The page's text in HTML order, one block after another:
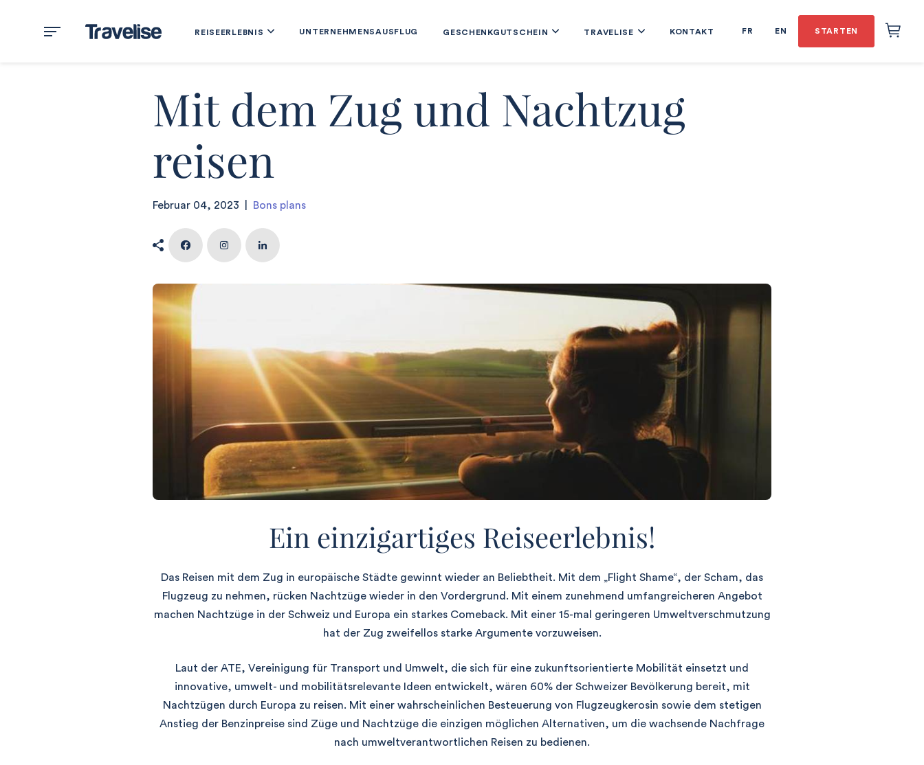
REISEERLEBNIS UNTERNEHMENSAUSFLUG GESCHENKGUTSCHEIN TRAVELISE KONTAKT FR EN STARTEN
Mit dem Zug und Nachtzug
reisen
Februar 04, 2023 Bons plans
Ein einzigartiges Reiseerlebnis!
Das Reisen mit dem Zug in europäische Städte gewinnt wieder an Beliebtheit. Mit dem „Flight Shame“, der Scham, das
Flugzeug zu nehmen, rücken Nachtzüge wieder in den Vordergrund. Mit einem zunehmend umfangreicheren Angebot
machen Nachtzüge in der Schweiz und Europa ein starkes Comeback. Mit einer 15-mal geringeren Umweltverschmutzung
hat der Zug zweifellos starke Argumente vorzuweisen.
Laut der ATE, Vereinigung für Transport und Umwelt, die sich für eine zukunftsorientierte Mobilität einsetzt und
innovative, umwelt- und mobilitätsrelevante Ideen entwickelt, wären 60% der Schweizer Bevölkerung bereit, mit
Nachtzügen durch Europa zu reisen. Mit einer wahrscheinlichen Besteuerung von Flugzeugkerosin sowie dem stetigen
Anstieg der Benzinpreise sind Züge und Nachtzüge die einzigen möglichen Alternativen, um die wachsende Nachfrage
nach umweltverantwortlichen Reisen zu bedienen.